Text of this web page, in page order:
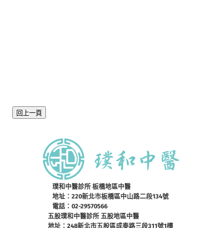
回上一頁
璞和中醫診所 板橋地區中醫
地址：220新北市板橋區中山路二段134號
電話：02-29570566
五股璞和中醫診所 五股地區中醫
地址：248新北市五股區成泰路三段311號1樓